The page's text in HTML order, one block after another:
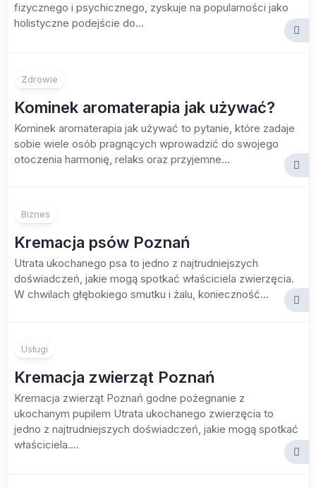
fizycznego i psychicznego, zyskuje na popularności jako
holistyczne podejście do...
Zdrowie
Kominek aromaterapia jak używać?
Kominek aromaterapia jak używać to pytanie, które zadaje
sobie wiele osób pragnących wprowadzić do swojego
otoczenia harmonię, relaks oraz przyjemne...
Biznes
Kremacja psów Poznań
Utrata ukochanego psa to jedno z najtrudniejszych
doświadczeń, jakie mogą spotkać właściciela zwierzęcia.
W chwilach głębokiego smutku i żalu, konieczność...
Usługi
Kremacja zwierząt Poznań
Kremacja zwierząt Poznań godne pożegnanie z
ukochanym pupilem Utrata ukochanego zwierzęcia to
jedno z najtrudniejszych doświadczeń, jakie mogą spotkać
właściciela....